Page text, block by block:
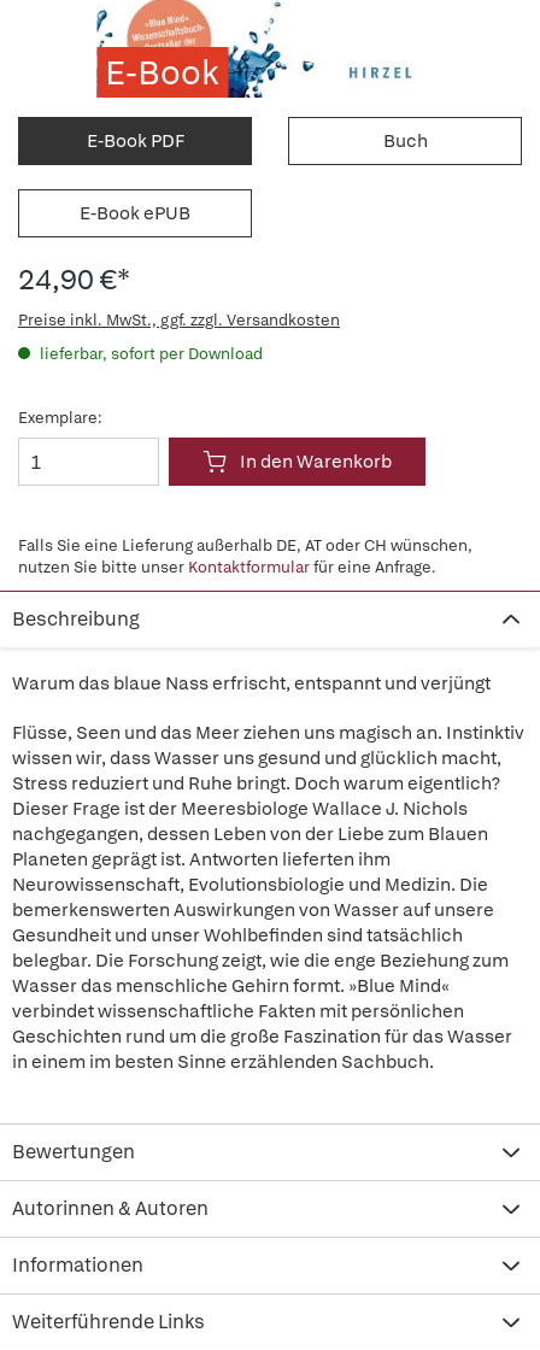
E-Book
E-Book PDF Buch
E-Book ePUB
24,90 €*
Preise inkl. MwSt., ggf. zzgl. Versandkosten
lieferbar, sofort per Download
Exemplare:
In den Warenkorb
Falls Sie eine Lieferung außerhalb DE, AT oder CH wünschen,
nutzen Sie bitte unser Kontaktformularfür eine Anfrage.
Beschreibung
Warum das blaue Nass erfrischt, entspannt und verjüngt
Flüsse, Seen und das Meer ziehen uns magisch an. Instinktiv
wissen wir, dass Wasser uns gesund und glücklich macht,
Stress reduziert und Ruhe bringt. Doch warum eigentlich?
Dieser Frage ist der Meeresbiologe Wallace J. Nichols
nachgegangen, dessen Leben von der Liebe zum Blauen
Planeten geprägt ist. Antworten lieferten ihm
Neurowissenschaft, Evolutionsbiologie und Medizin. Die
bemerkenswerten Auswirkungen von Wasser auf unsere
Gesundheit und unser Wohlbefinden sind tatsächlich
belegbar. Die Forschung zeigt, wie die enge Beziehung zum
Wasser das menschliche Gehirn formt. »Blue Mind«
verbindet wissenschaftliche Fakten mit persönlichen
Geschichten rund um die große Faszination für das Wasser
in einem im besten Sinne erzählenden Sachbuch.
Bewertungen
Autorinnen & Autoren
Informationen
Weiterführende Links